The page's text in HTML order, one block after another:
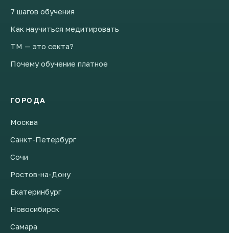
7 шагов обучения
Как научиться медитировать
ТМ — это секта?
Почему обучение платное
ГОРОДА
Москва
Санкт-Петербург
Сочи
Ростов-на-Дону
Екатеринбург
Новосибирск
Самара